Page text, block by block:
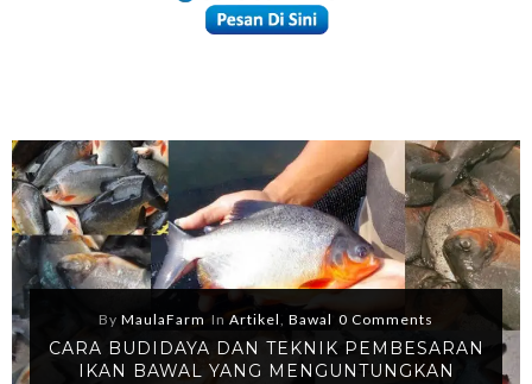
By MaulaFarm In Artikel, Bawal 0 Comments
CARA BUDIDAYA DAN TEKNIK PEMBESARAN
IKAN BAWAL YANG MENGUNTUNGKAN